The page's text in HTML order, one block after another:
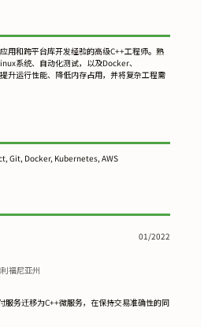
用和跨平台库开发经验的高级C++工程师。熟
系统、自动化测试，以及Docker、
升运行性能、降低内存占用，并将复杂工程需
Git, Docker, Kubernetes, AWS
01/2022
福尼亚州
服务迁移为C++微服务，在保持交易准确性的同